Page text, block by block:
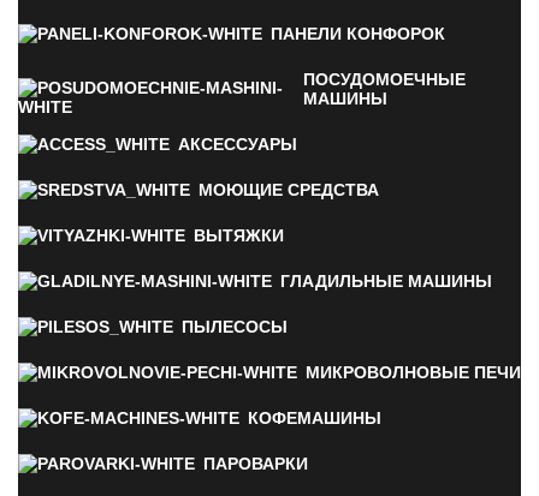
ПАНЕЛИ КОНФОРОК
ПОСУДОМОЕЧНЫЕ
МАШИНЫ
АКСЕССУАРЫ
МОЮЩИЕ СРЕДСТВА
ВЫТЯЖКИ
ГЛАДИЛЬНЫЕ МАШИНЫ
ПЫЛЕСОСЫ
МИКРОВОЛНОВЫЕ ПЕЧИ
КОФЕМАШИНЫ
ПАРОВАРКИ